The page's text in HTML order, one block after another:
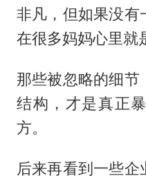
非凡，但如果没有
在很多妈妈心里就
那些被忽略的细节
结构，才是真正
方。
后来再看到一些